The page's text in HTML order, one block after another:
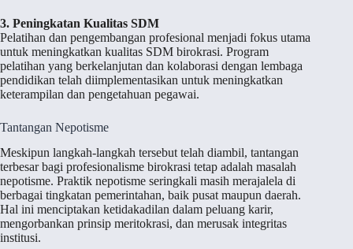
3. Peningkatan Kualitas SDM
Pelatihan dan pengembangan profesional menjadi fokus utama
untuk meningkatkan kualitas SDM birokrasi. Program
pelatihan yang berkelanjutan dan kolaborasi dengan lembaga
pendidikan telah diimplementasikan untuk meningkatkan
keterampilan dan pengetahuan pegawai.
Tantangan Nepotisme
Meskipun langkah-langkah tersebut telah diambil, tantangan
terbesar bagi profesionalisme birokrasi tetap adalah masalah
nepotisme. Praktik nepotisme seringkali masih merajalela di
berbagai tingkatan pemerintahan, baik pusat maupun daerah.
Hal ini menciptakan ketidakadilan dalam peluang karir,
mengorbankan prinsip meritokrasi, dan merusak integritas
institusi.